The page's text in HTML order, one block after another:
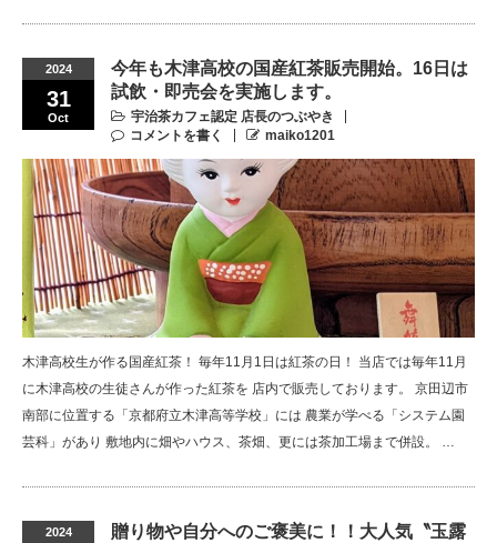
2024
31
Oct
今年も木津高校の国産紅茶販売開始。16日は
試飲・即売会を実施します。
宇治茶カフェ認定 店長のつぶやき
コメントを書く
maiko1201
木津高校生が作る国産紅茶！ 毎年11月1日は紅茶の日！ 当店では毎年11月
に木津高校の生徒さんが作った紅茶を 店内で販売しております。 京田辺市
南部に位置する「京都府立木津高等学校」には 農業が学べる「システム園
芸科」があり 敷地内に畑やハウス、茶畑、更には茶加工場まで併設。 …
2024
贈り物や自分へのご褒美に！！大人気〝玉露